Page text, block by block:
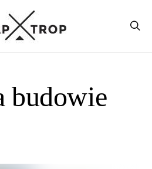
budowie